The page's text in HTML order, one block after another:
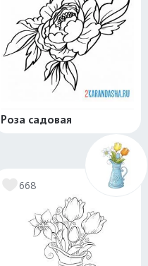
Роза садовая
668